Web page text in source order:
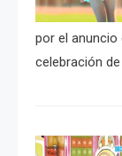
por el anuncio
celebración de